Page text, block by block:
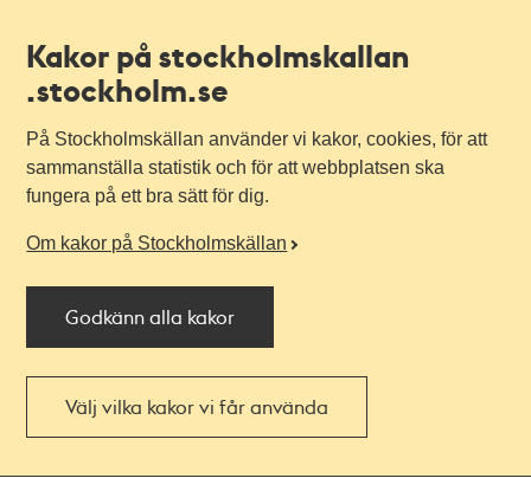
Kakor på stockholmskallan
.stockholm.se
På Stockholmskällan använder vi kakor, cookies, för att
sammanställa statistik och för att webbplatsen ska
fungera på ett bra sätt för dig.
Om kakor på Stockholmskällan
Godkänn alla kakor
Välj vilka kakor vi får använda